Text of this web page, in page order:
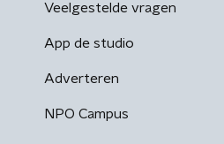
Veelgestelde vragen
App de studio
Adverteren
NPO Campus